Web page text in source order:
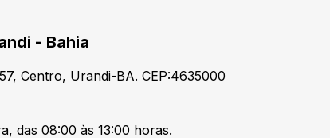
- Bahia
Centro, Urandi-BA. CEP:4635000
das 08:00 às 13:00 horas.